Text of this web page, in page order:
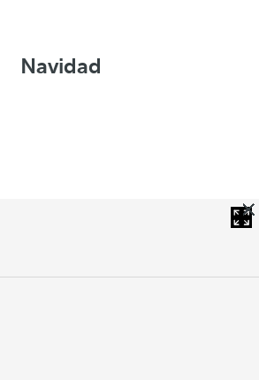
Navidad